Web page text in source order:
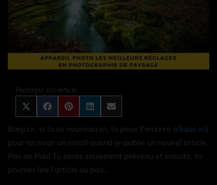
Partager cet article
Share
(Twitter)
Share
Facebook
Share
Pinterest
Share Share
Bonjour, si tu es nouveau ici, tu peux t’inscrire (clique ici)
pour recevoir un email quand je publie un nouvel article.
Pas de Pub! Tu seras seulement prévenu et ensuite, tu
pourras lire l’article ou pas…